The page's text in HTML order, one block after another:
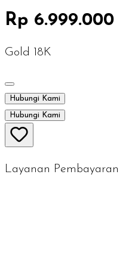
Rp 6.999.000
Gold 18K
Hubungi Kami
Hubungi Kami
Layanan Pembayaran